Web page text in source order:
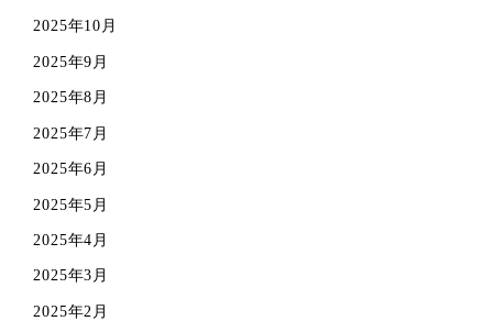
2025年10月
2025年9月
2025年8月
2025年7月
2025年6月
2025年5月
2025年4月
2025年3月
2025年2月